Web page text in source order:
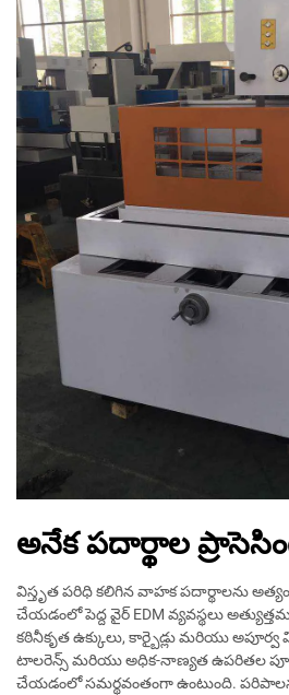
అనేక పదార్థాల
విస్తృత పరిధి కలిగిన వాహక పదార్థాలను
చేయడంలో పెద్ద వైర్ EDM వ్యవస్థలు
కఠినీకృత ఉక్కులు, కార్బైడ్లు మరియు
టాలరెన్స్ మరియు అధిక-నాణ్యత ఉపరితల
చేయడంలో సమర్థవంతంగా ఉంటుంది. పరిపాలన